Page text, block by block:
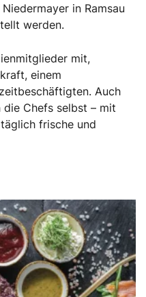
in Ramsau
werden.
mit,
einem
Auch
Chefs selbst – mit
frische und